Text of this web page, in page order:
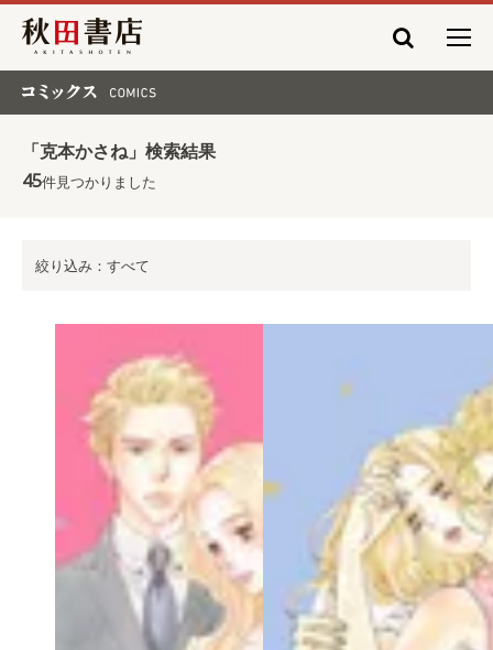
秋田書店
「克本かさね」検索結果
45件見つかりました
絞り込み：すべて